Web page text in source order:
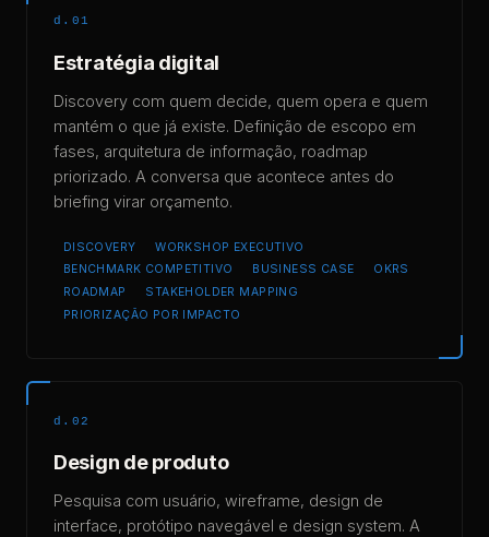
d.01
Estratégia digital
Discovery com quem decide, quem opera e quem
mantém o que já existe. Definição de escopo em
fases, arquitetura de informação, roadmap
priorizado. A conversa que acontece antes do
briefing virar orçamento.
DISCOVERY
WORKSHOP EXECUTIVO
BENCHMARK COMPETITIVO
BUSINESS CASE
OKRS
ROADMAP
STAKEHOLDER MAPPING
PRIORIZAÇÃO POR IMPACTO
d.02
Design de produto
Pesquisa com usuário, wireframe, design de
interface, protótipo navegável e design system. A